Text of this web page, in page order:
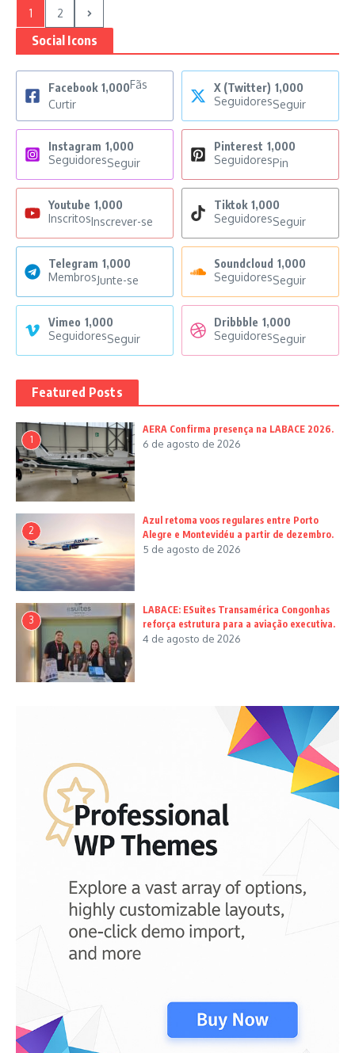
1 2
Social Icons
Facebook 1,000Fãs
Curtir
X (Twitter) 1,000
SeguidoresSeguir
Instagram 1,000
SeguidoresSeguir
Pinterest 1,000
SeguidoresPin
Youtube 1,000
InscritosInscrever-se
Tiktok 1,000
SeguidoresSeguir
Telegram 1,000
MembrosJunte-se
Soundcloud 1,000
SeguidoresSeguir
Vimeo 1,000
SeguidoresSeguir
Dribbble 1,000
SeguidoresSeguir
Featured Posts
1
AERA Confirma presença na LABACE 2026.
6 de agosto de 2026
2
Azul retoma voos regulares entre Porto
Alegre e Montevidéu a partir de dezembro.
5 de agosto de 2026
3
LABACE: ESuites Transamérica Congonhas
reforça estrutura para a aviação executiva.
4 de agosto de 2026